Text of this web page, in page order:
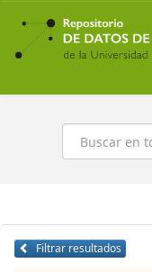
Ir
contenido
principal
Buscar
Filtrar resultados